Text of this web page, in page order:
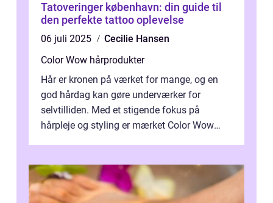
Tatoveringer københavn: din guide til
den perfekte tattoo oplevelse
06 juli 2025
Cecilie Hansen
Color Wow hårprodukter
Hår er kronen på værket for mange, og en
god hårdag kan gøre underværker for
selvtilliden. Med et stigende fokus på
hårpleje og styling er mærket Color Wow